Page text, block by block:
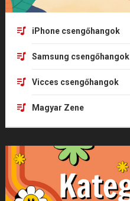
iPhone csengőhangok
Samsung csengőhangok
Vicces csengőhangok
Magyar Zene